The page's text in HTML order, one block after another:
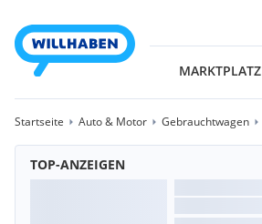
MARKTPLATZ
Startseite Auto & Motor Gebrauchtwagen
TOP-ANZEIGEN